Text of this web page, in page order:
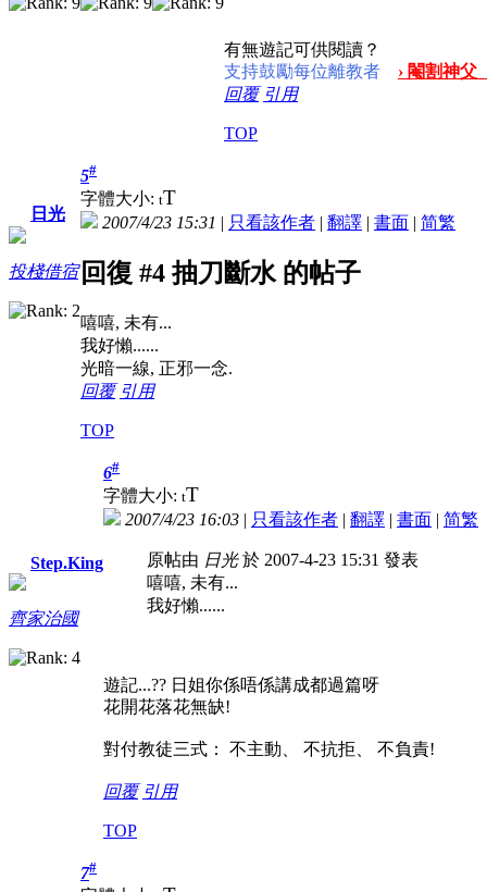
有無遊記可供閱讀？
支持鼓勵每位離教者
› 閹割神
回覆 引用
TOP
日光
投棧借宿
5#
字體大小: tT
2007/4/23 15:31 | 只看該作者 | 翻譯 | 書面 | 简繁
回復 #4 抽刀斷水 的帖子
嘻嘻, 未有...
我好懶......
光暗一線, 正邪一念.
回覆 引用
TOP
Step.King
齊家治國
6#
字體大小: tT
2007/4/23 16:03 | 只看該作者 | 翻譯 | 書面 | 简繁
原帖由 日光於 2007-4-23 15:31 發表
嘻嘻, 未有...
我好懶......
遊記...?? 日姐你係唔係講成都過篇呀
花開花落花無缺!
對付教徒三式： 不主動、 不抗拒、 不負責!
回覆 引用
TOP
7#